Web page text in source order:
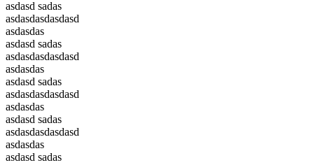
asdasd sadas
asdasdasdasdasd
asdasdas
asdasd sadas
asdasdasdasdasd
asdasdas
asdasd sadas
asdasdasdasdasd
asdasdas
asdasd sadas
asdasdasdasdasd
asdasdas
asdasd sadas